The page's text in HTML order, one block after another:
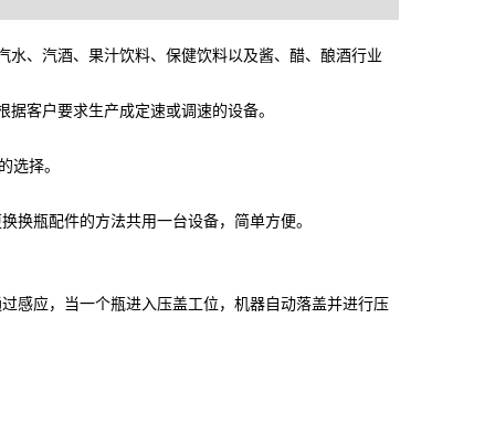
水、汽酒、果汁饮料、保健饮料以及酱、醋、酿酒行业
客户要求生产成定速或调速的设备。
选择。
换瓶配件的方法共用一台设备，简单方便。
感应，当一个瓶进入压盖工位，机器自动落盖并进行压